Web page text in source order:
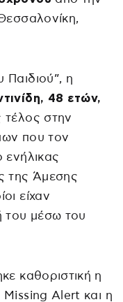
η
48 ετών,
τέλος στην
που τον
ενήλικας
της Άμεσης
είχαν
του μέσω του
καθοριστική η
Missing Alert και η